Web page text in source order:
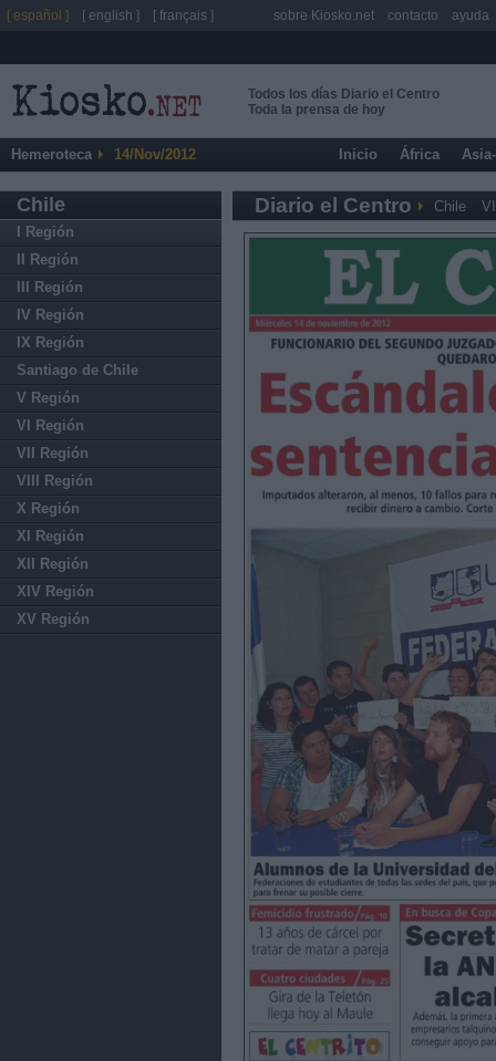
Todos los días Diario el Centro
Toda la prensa de hoy
Hemeroteca 14/Nov/2012 Inicio África
Chile
I Región
II Región
III Región
IV Región
IX Región
Santiago de Chile
V Región
VI Región
VII Región
VIII Región
X Región
XI Región
XII Región
XIV Región
XV Región
Diario el Centro Chile
[ español ] [ english ] [ français ] sobre Kiosko.net contacto ayuda